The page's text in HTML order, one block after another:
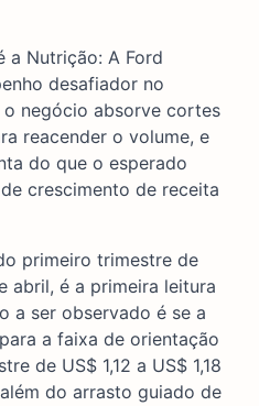
a Nutrição: A Ford
desafiador no
negócio absorve cortes
reacender o volume, e
do que o esperado
crescimento de receita
primeiro trimestre de
abril, é a primeira leitura
a ser observado é se a
a faixa de orientação
de US$ 1,12 a US$ 1,18
do arrasto guiado de